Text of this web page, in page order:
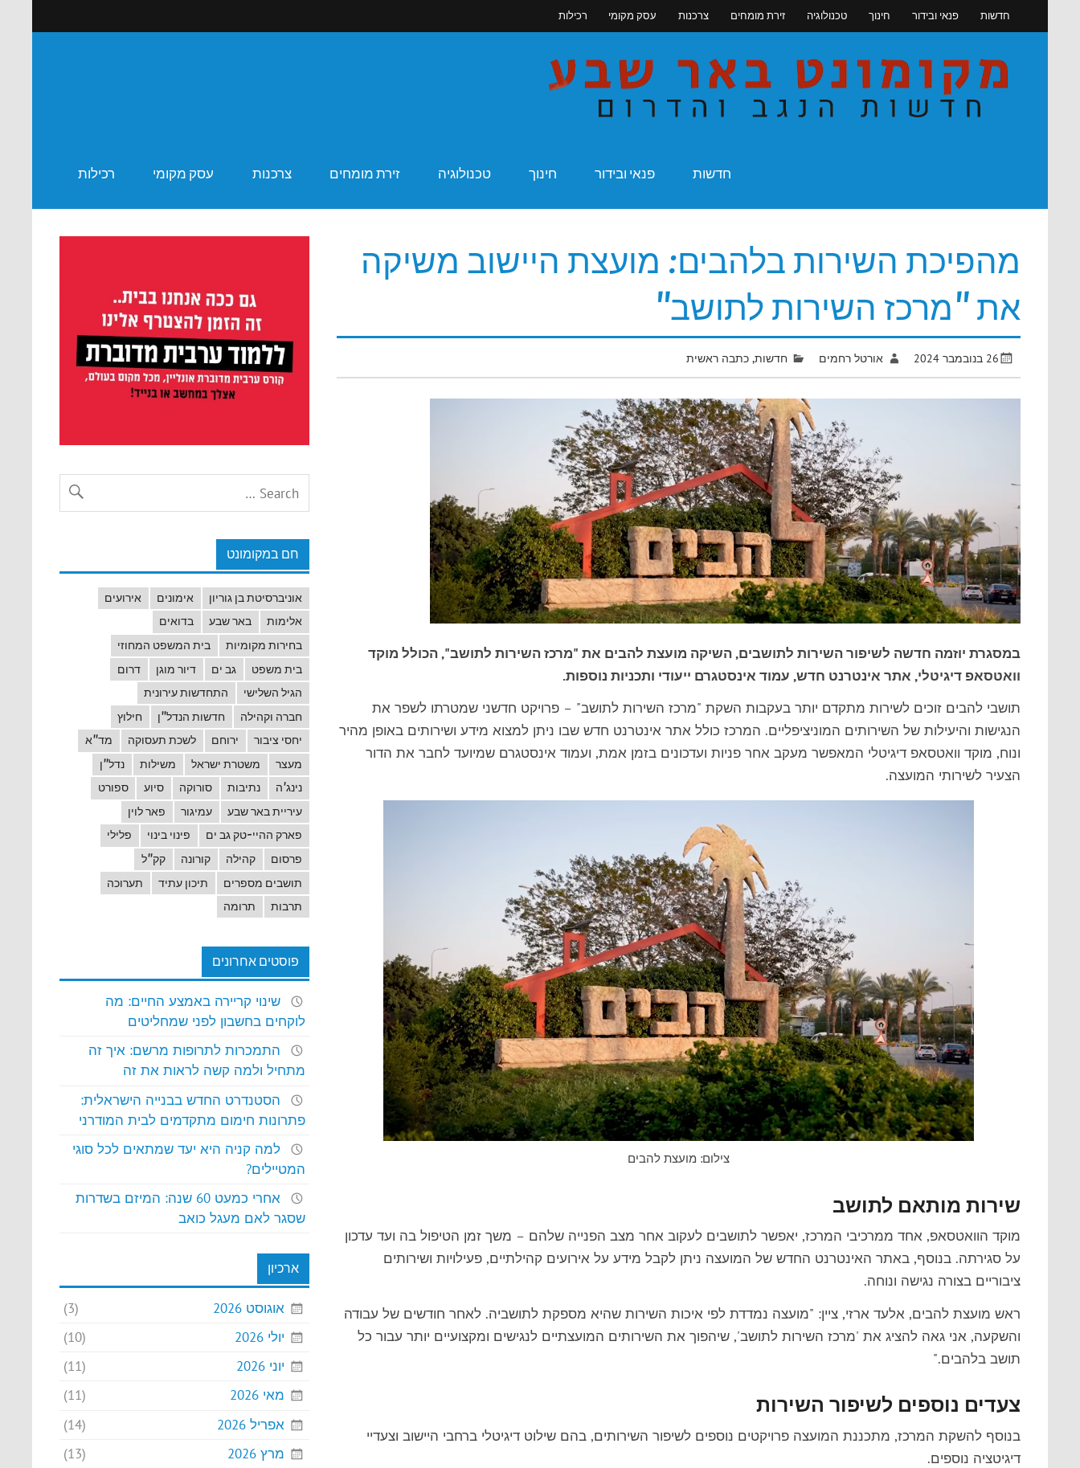
content
חדשות פנאי ובידור חינוך טכנולוגיה זירת מומחים צרכנות עסק מקומי רכילות
חדשות פנאי ובידור חינוך טכנולוגיה זירת מומחים צרכנות עסק מקומי רכילות
מהפיכת השירות בלהבים: מועצת היישוב משיקה
את "מרכז השירות לתושב"
26 בנובמבר 2024 אורטל רחמים חדשות, כתבה ראשית
במסגרת יוזמה חדשה לשיפור השירות לתושבים, השיקה מועצת להבים את "מרכז השירות לתושב", הכולל מוקד
וואטסאפ דיגיטלי, אתר אינטרנט חדש, עמוד אינסטגרם ייעודי ותכניות נוספות.
תושבי להבים זוכים לשירות מתקדם יותר בעקבות השקת "מרכז השירות לתושב" – פרויקט חדשני שמטרתו לשפר את
הנגישות והיעילות של השירותים המוניציפליים. המרכז כולל אתר אינטרנט חדש שבו ניתן למצוא מידע ושירותים באופן מהיר
ונוח, מוקד וואטסאפ דיגיטלי המאפשר מעקב אחר פניות ועדכונים בזמן אמת, ועמוד אינסטגרם שמיועד לחבר את הדור
הצעיר לשירותי המועצה.
צילום: מועצת להבים
שירות מותאם לתושב
מוקד הוואטסאפ, אחד ממרכיבי המרכז, יאפשר לתושבים לעקוב אחר מצב הפנייה שלהם – משך זמן הטיפול בה ועד עדכון
על סגירתה. בנוסף, באתר האינטרנט החדש של המועצה ניתן לקבל מידע על אירועים קהילתיים, פעילויות ושירותים
ציבוריים בצורה נגישה ונוחה.
ראש מועצת להבים, אלעד ארזי, ציין: "מועצה נמדדת לפי איכות השירות שהיא מספקת לתושביה. לאחר חודשים של עבודה
והשקעה, אני גאה להציג את 'מרכז השירות לתושב', שיהפוך את השירותים המועצתיים לנגישים ומקצועיים יותר עבור כל
תושב בלהבים."
צעדים נוספים לשיפור השירות
בנוסף להשקת המרכז, מתכננת המועצה פרויקטים נוספים לשיפור השירותים, בהם שילוט דיגיטלי ברחבי היישוב וצעדיי
דיגיטציה נוספים.
חם במקומונט
אוניברסיטת בן גוריון אימונים
אירועים
אלימות
באר שבע
בדואים
בחירות מקומיות
בית המשפט המחוזי
בית משפט
גב ים דיור מוגן
דרום
הגיל השלישי
התחדשות עירונית
חברה וקהילה
חדשות הנדל"ן
חילוץ
יחסי ציבור
ירוחם לשכת תעסוקה
מד"א
מעצר
משטרת ישראל משילות
נדל"ן
נינג'ה
נתיבות סורוקה סיוע
ספורט
עיריית באר שבע
עמיגור
פאר לוין
פארק ההיי-טק גב ים
פינוי בינוי
פלילי
פרסום
קהילה קורונה
קק"ל
תושבים מספרים
תיכון עתיד
תערוכה
תרבות
תרומה
פוסטים אחרונים
שינוי קריירה באמצע החיים: מה
לוקחים בחשבון לפני שמחליטים
התמכרות לתרופות מרשם: איך זה
מתחיל ולמה קשה לראות את זה
הסטנדרט החדש בבנייה הישראלית:
פתרונות חימום מתקדמים לבית המודרני
למה קניה היא יעד שמתאים לכל סוגי
המטיילים?
אחרי כמעט 60 שנה: המיזם בשדרות
שסגר לאם מעגל כואב
ארכיון
אוגוסט 2026
(3)
יולי 2026
(10)
יוני 2026
(11)
מאי 2026
(11)
אפריל 2026
(14)
מרץ 2026
(13)